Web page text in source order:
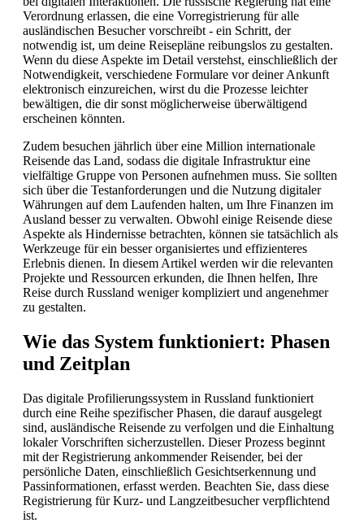
Verordnung erlassen, die eine Vorregistrierung für alle
ausländischen Besucher vorschreibt - ein Schritt, der
notwendig ist, um deine Reisepläne reibungslos zu gestalten.
Wenn du diese Aspekte im Detail verstehst, einschließlich der
Notwendigkeit, verschiedene Formulare vor deiner Ankunft
elektronisch einzureichen, wirst du die Prozesse leichter
bewältigen, die dir sonst möglicherweise überwältigend
erscheinen könnten.
Zudem besuchen jährlich über eine Million internationale
Reisende das Land, sodass die digitale Infrastruktur eine
vielfältige Gruppe von Personen aufnehmen muss. Sie sollten
sich über die Testanforderungen und die Nutzung digitaler
Währungen auf dem Laufenden halten, um Ihre Finanzen im
Ausland besser zu verwalten. Obwohl einige Reisende diese
Aspekte als Hindernisse betrachten, können sie tatsächlich als
Werkzeuge für ein besser organisiertes und effizienteres
Erlebnis dienen. In diesem Artikel werden wir die relevanten
Projekte und Ressourcen erkunden, die Ihnen helfen, Ihre
Reise durch Russland weniger kompliziert und angenehmer
zu gestalten.
Wie das System funktioniert: Phasen
und Zeitplan
Das digitale Profilierungssystem in Russland funktioniert
durch eine Reihe spezifischer Phasen, die darauf ausgelegt
sind, ausländische Reisende zu verfolgen und die Einhaltung
lokaler Vorschriften sicherzustellen. Dieser Prozess beginnt
mit der Registrierung ankommender Reisender, bei der
persönliche Daten, einschließlich Gesichtserkennung und
Passinformationen, erfasst werden. Beachten Sie, dass diese
Registrierung für Kurz- und Langzeitbesucher verpflichtend
ist.